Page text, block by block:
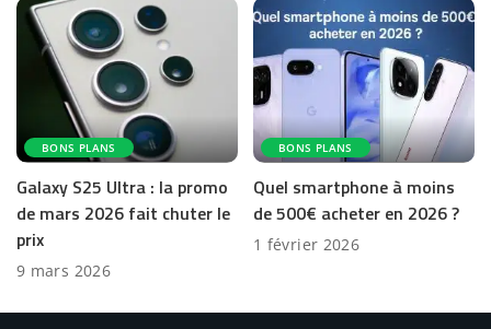
BONS PLANS
Galaxy S25 Ultra : la promo
de mars 2026 fait chuter le
prix
9 mars 2026
BONS PLANS
Quel smartphone à moins
de 500€ acheter en 2026 ?
1 février 2026